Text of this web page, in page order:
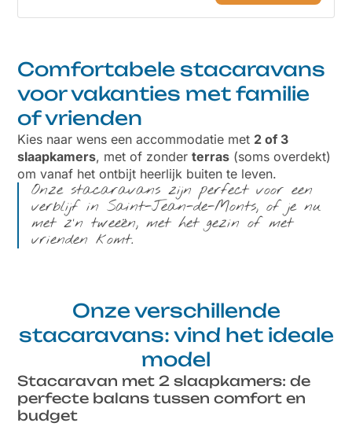
Comfortabele stacaravans
voor vakanties met familie
of vrienden
Kies naar wens een accommodatie met 2 of 3
slaapkamers, met of zonderterras (soms overdekt)
om vanaf het ontbijt heerlijk buiten te leven.
Onze stacaravans zijn perfect voor een
verblijf in Saint-Jean-de-Monts, of je nu
met z’n tweeën, met het gezin of met
vrienden komt.
Onze verschillende
stacaravans: vind het ideale
model
Stacaravan met 2 slaapkamers: de
perfecte balans tussen comfort en
budget